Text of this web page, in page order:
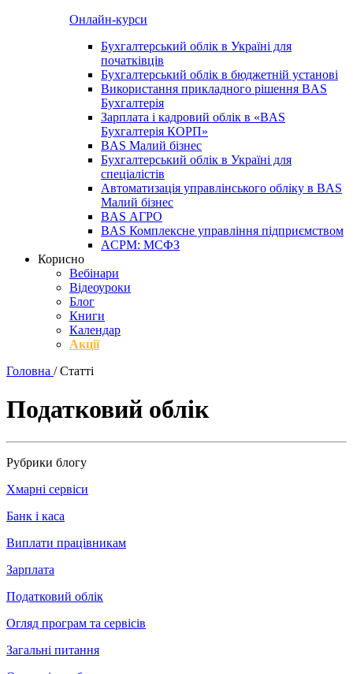
Онлайн-курси
Бухгалтерський облік в Україні для
початківців
Бухгалтерський облік в бюджетній установі
Використання прикладного рішення BAS
Бухгалтерія
Зарплата і кадровий облік в «BAS
Бухгалтерія КОРП»
BAS Малий бізнес
Бухгалтерський облік в Україні для
спеціалістів
Автоматизація управлінського обліку в BAS
Малий бізнес
BAS АГРО
BAS Комплексне управління підприємством
ACPM: МСФЗ
Корисно
Вебінари
Відеоуроки
Блог
Книги
Календар
Акції
Головна / Статті
Податковий облік
Рубрики блогу
Хмарні сервіси
Банк і каса
Виплати працівникам
Зарплата
Податковий облік
Огляд програм та сервісів
Загальні питання